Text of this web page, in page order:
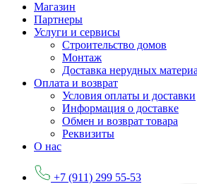
Магазин
Партнеры
Услуги и сервисы
Строительство домов
Монтаж
Доставка нерудных
Оплата и возврат
Условия оплаты и доставки
Информация о доставке
Обмен и возврат товара
Реквизиты
О нас
+7 (911) 299 55-53